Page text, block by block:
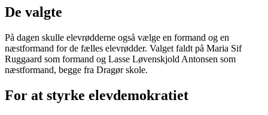
De valgte
På dagen skulle elevrødderne også vælge en formand og en
næstformand for de fælles elevrødder. Valget faldt på Maria Sif
Ruggaard som formand og Lasse Løvenskjold Antonsen som
næstformand, begge fra Dragør skole.
For at styrke elevdemokratiet